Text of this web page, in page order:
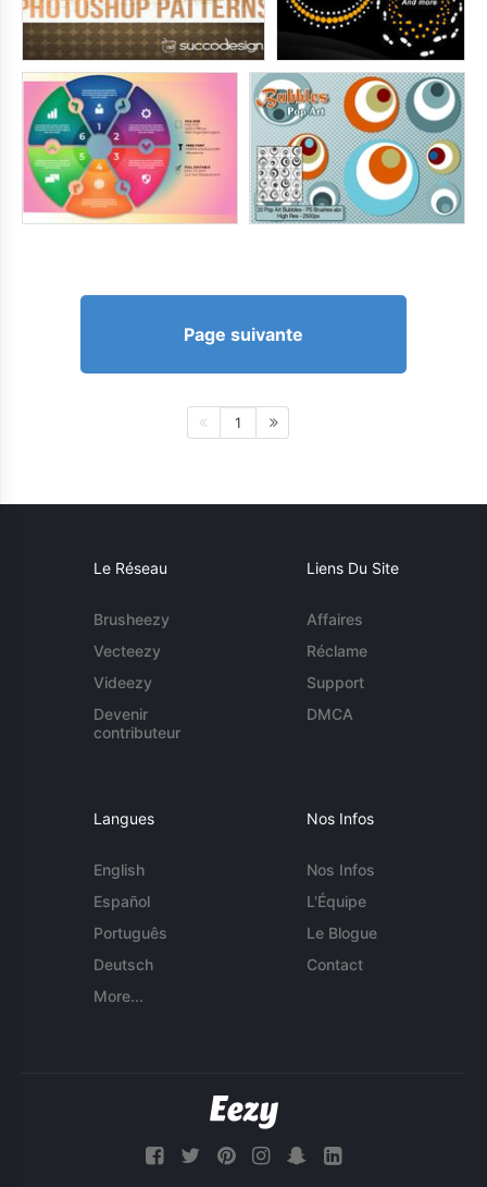
Page suivante
1
Le Réseau
Brusheezy
Vecteezy
Videezy
Devenir
contributeur
Liens Du Site
Affaires
Réclame
Support
DMCA
Langues
English
Español
Português
Deutsch
More...
Nos Infos
Nos Infos
L'Équipe
Le Blogue
Contact